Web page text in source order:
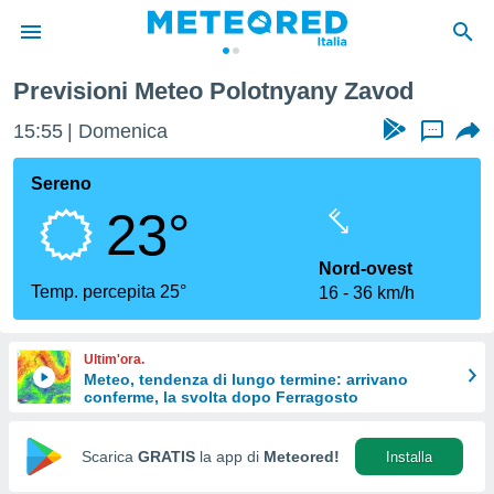
di
per
le
di
Web
Previsioni Meteo Polotnyany Zavod
15:56 Domenica ...
Sereno
23°
Temp. percepita 25°
Nord-ovest
16
36 km/h
Ultim'ora.
Meteo, tendenza di lungo termine: arrivano
conferme, la svolta dopo Ferragosto
Scarica GRATIS la app di Meteored! Installa